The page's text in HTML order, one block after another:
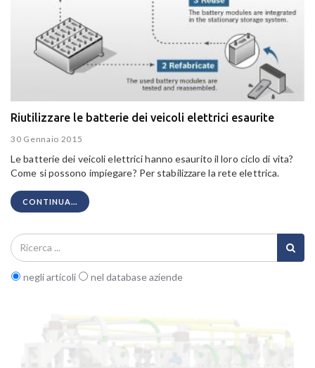
Riutilizzare le batterie dei veicoli elettrici esaurite
30 Gennaio 2015
Le batterie dei veicoli elettrici hanno esaurito il loro ciclo di vita?
Come si possono impiegare? Per stabilizzare la rete elettrica.
CONTINUA...
negli articoli nel database aziende